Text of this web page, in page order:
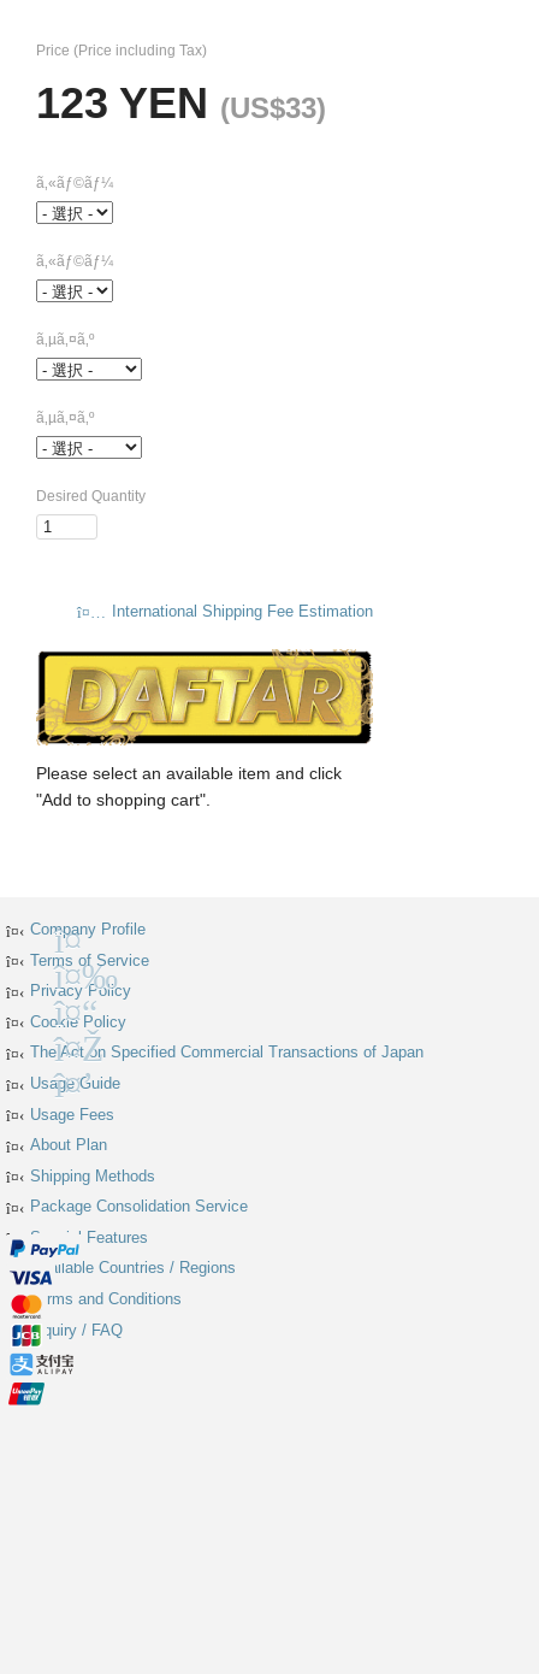
Price (Price including Tax)
123 YEN (US$33)
ã‚«ãƒ©ãƒ¼
ã‚«ãƒ©ãƒ¼
ã‚µã‚¤ã‚º
ã‚µã‚¤ã‚º
Desired Quantity
International Shipping Fee Estimation
Please select an available item and click
"Add to shopping cart".
Company Profile
Terms of Service
Privacy Policy
Cookie Policy
The Act on Specified Commercial Transactions of Japan
Usage Guide
Usage Fees
About Plan
Shipping Methods
Package Consolidation Service
Special Features
Available Countries / Regions
Terms and Conditions
Inquiry / FAQ
Facebook
X
Instagram
Discord